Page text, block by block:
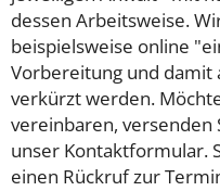
dessen Arbeitsweise.
beispielsweise online
Vorbereitung und damit
verkürzt werden.
vereinbaren, versenden
unser Kontaktformular.
einen Rückruf zur